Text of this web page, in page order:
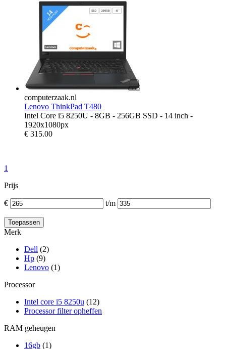
computerzaak.nl
Lenovo ThinkPad T480
Intel Core i5 8250U - 8GB - 256GB SSD - 14 inch -
1920x1080px
€ 315.00
1
Prijs
€ t/m
Merk
Dell (2)
Hp (9)
Lenovo (1)
Processor
Intel core i5 8250u (12)
Processor filter opheffen
RAM geheugen
16gb (1)